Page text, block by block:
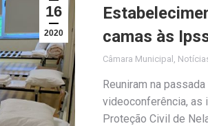
16
2020
camas às
Câmara Municipal
Reuniram na
videoconferência, as
Proteção Civil de